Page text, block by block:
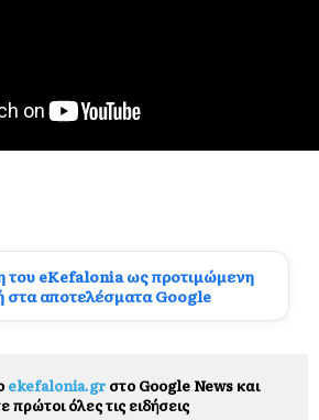
eKefalonia ως προτιμώμενη
στα αποτελέσματα Google
ekefalonia.grστο Google News και
πρώτοι όλες τις ειδήσεις